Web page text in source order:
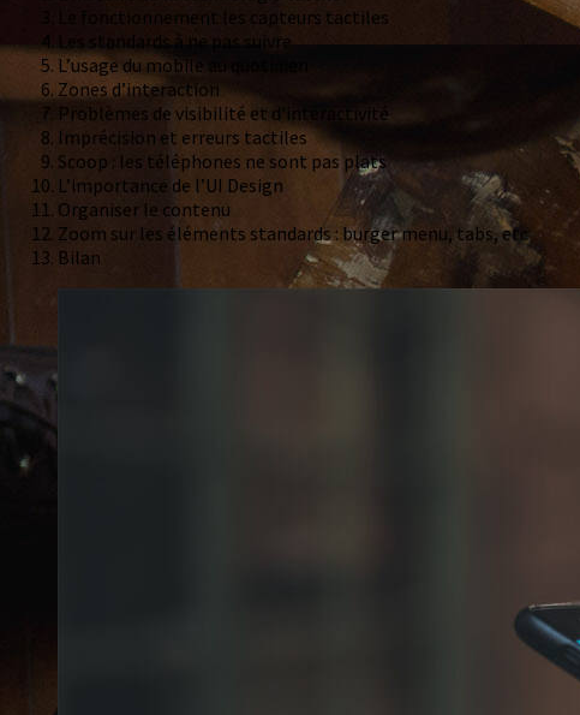
Le fonctionnement les capteurs tactiles
Les standards à ne pas suivre
L’usage du mobile au quotidien
Zones d’interaction
Problèmes de visibilité et d’interactivité
Imprécision et erreurs tactiles
Scoop : les téléphones ne sont pas plats
L’importance de l’UI Design
Organiser le contenu
Zoom sur les éléments standards : burger menu, tabs, etc
Bilan